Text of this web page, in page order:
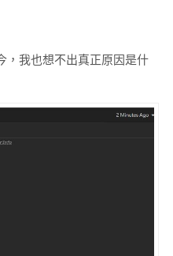
，我也想不出真正原因是什